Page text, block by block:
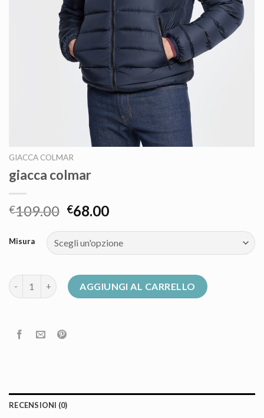
GIACCA COLMAR
giacca colmar
€109.00 €68.00
Misura
giacca colmar quantitàAGGIUNGI AL CARRELLO
RECENSIONI (0)